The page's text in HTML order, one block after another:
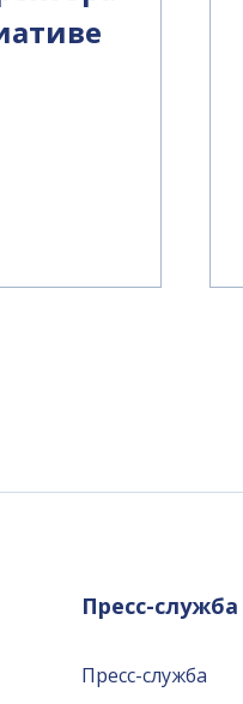
Пресс-служба
Пресс-служба